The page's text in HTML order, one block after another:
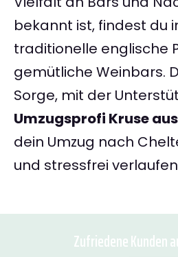
bekannt ist, findest du
traditionelle englische
gemütliche Weinbars.
Sorge, mit der
Umzugsprofi Kruse
dein Umzug nach
und stressfrei
Zufriedene Kunden